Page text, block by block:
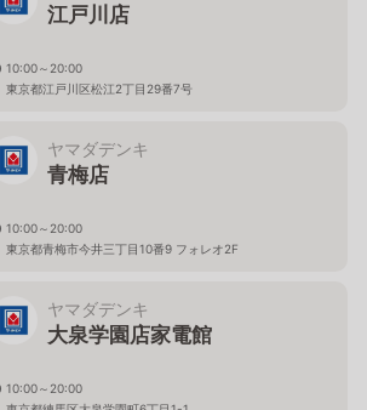
江戸川店
10:00～20:00
東京都江戸川区松江2丁目29番7号
ヤマダデンキ
青梅店
10:00～20:00
東京都青梅市今井三丁目10番9 フォレオ2F
ヤマダデンキ
大泉学園店家電館
10:00～20:00